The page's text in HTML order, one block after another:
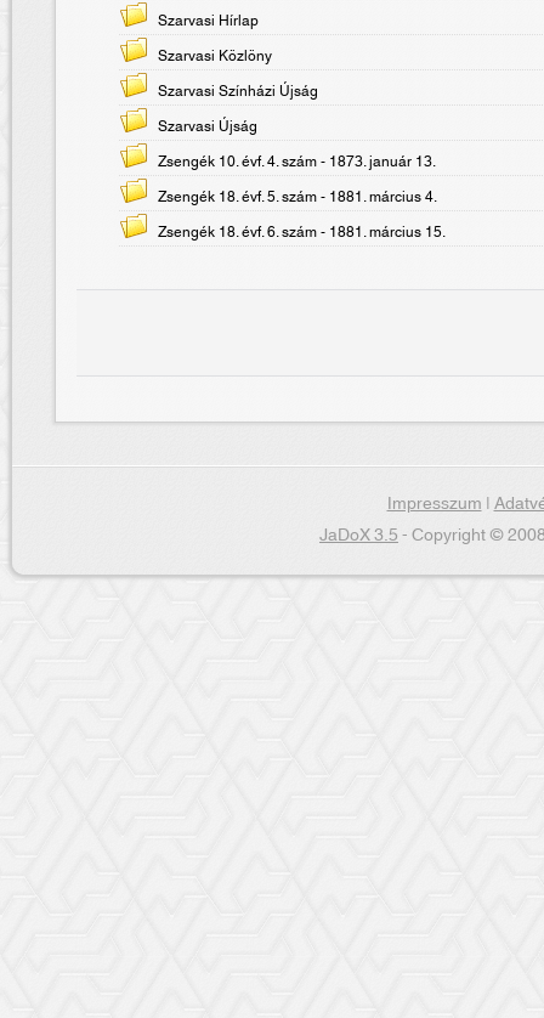
Szarvasi Hírlap
Szarvasi Közlöny
Szarvasi Színházi Újság
Szarvasi Újság
Zsengék 10. évf. 4. szám - 1873. január 13.
Zsengék 18. évf. 5. szám - 1881. március 4.
Zsengék 18. évf. 6. szám - 1881. március 15.
Impresszum|
JaDoX 3.5- Copyright ©